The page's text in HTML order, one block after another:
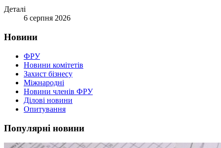
Деталі
6 серпня 2026
Новини
ФРУ
Новини комітетів
Захист бізнесу
Міжнародні
Новини членів ФРУ
Ділові новини
Опитування
Популярні новини